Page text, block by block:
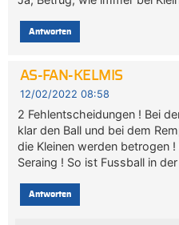
Antworten
AS-FAN-KELMIS
12/02/2022 08:58
2 Fehlentscheidungen ! Bei
klar den Ball und bei dem
die Kleinen werden betrogen
Seraing ! So ist Fussball in
Antworten